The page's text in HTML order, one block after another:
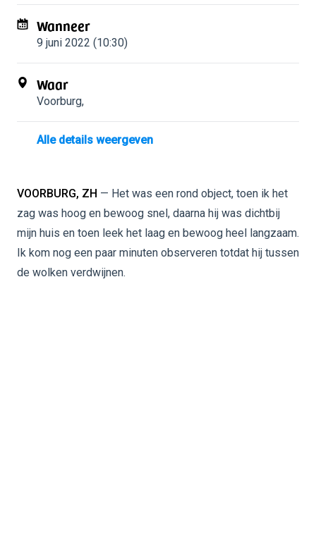
Wanneer
9 juni 2022 (10:30)
Waar
Voorburg,
Alle details weergeven
VOORBURG, ZH — Het was een rond object, toen ik het
zag was hoog en bewoog snel, daarna hij was dichtbij
mijn huis en toen leek het laag en bewoog heel langzaam.
Ik kom nog een paar minuten observeren totdat hij tussen
de wolken verdwijnen.